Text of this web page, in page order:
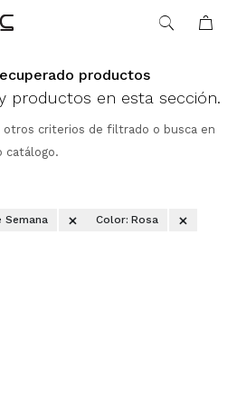
productos
productos en esta sección.
criterios de filtrado o busca en
catálogo.
Semana Color: Rosa